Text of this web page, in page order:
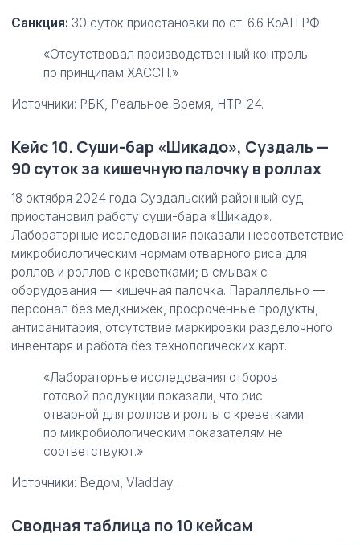
Санкция: 30 суток приостановки по ст. 6.6 КоАП РФ.
«Отсутствовал производственный контроль
по принципам ХАССП.»
Источники: РБК, Реальное Время, НТР-24.
Кейс 10. Суши-бар «Шикадо», Суздаль —
90 суток за кишечную палочку в роллах
18 октября 2024 года Суздальский районный суд
приостановил работу суши-бара «Шикадо».
Лабораторные исследования показали несоответствие
микробиологическим нормам отварного риса для
роллов и роллов с креветками; в смывах с
оборудования — кишечная палочка. Параллельно —
персонал без медкнижек, просроченные продукты,
антисанитария, отсутствие маркировки разделочного
инвентаря и работа без технологических карт.
«Лабораторные исследования отборов
готовой продукции показали, что рис
отварной для роллов и роллы с креветками
по микробиологическим показателям не
соответствуют.»
Источники: Ведом, Vladday.
Сводная таблица по 10 кейсам